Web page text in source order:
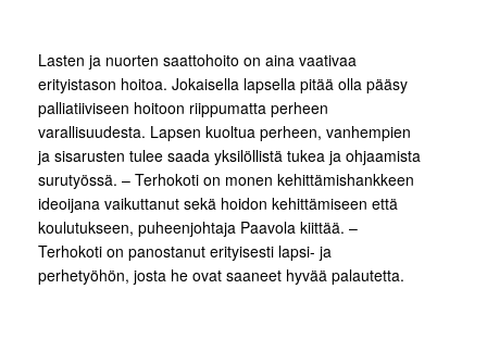
Lasten ja nuorten saattohoito on aina vaativaa
erityistason hoitoa. Jokaisella lapsella pitää olla pääsy
palliatiiviseen hoitoon riippumatta perheen
varallisuudesta. Lapsen kuoltua perheen, vanhempien
ja sisarusten tulee saada yksilöllistä tukea ja ohjaamista
surutyössä. – Terhokoti on monen kehittämishankkeen
ideoijana vaikuttanut sekä hoidon kehittämiseen että
koulutukseen, puheenjohtaja Paavola kiittää. –
Terhokoti on panostanut erityisesti lapsi- ja
perhetyöhön, josta he ovat saaneet hyvää palautetta.